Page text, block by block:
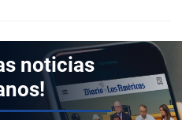
noticias